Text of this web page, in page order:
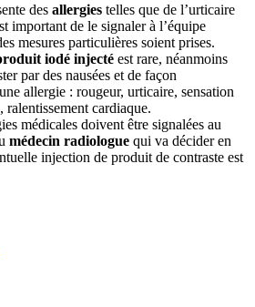
des allergies telles que de l’urticaire
important de le signaler à l’équipe
mesures particulières soient prises.
iodé injecté est rare, néanmoins
par des nausées et de façon
allergie : rougeur, urticaire, sensation
cardiaque.
médicales doivent être signalées au
médecin radiologue qui va décider en
injection de produit de contraste est